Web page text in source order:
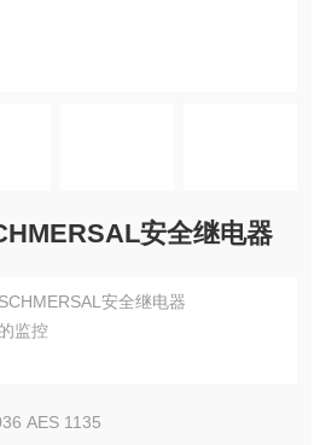
安全继电器
安全继电器
监控
AES 1135